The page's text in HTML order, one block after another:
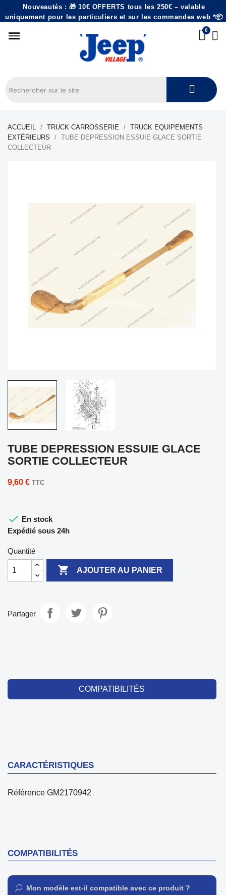
Nouveautés : 🎁 10€ OFFERTS tous les 250€ – valable
uniquement pour les particuliers et sur les commandes web *📦
ACCUEIL TRUCK CARROSSERIE
TRUCK EQUIPEMENTS
EXTÉRIEURS
TUBE DEPRESSION ESSUIE GLACE SORTIE
COLLECTEUR
TUBE DEPRESSION ESSUIE GLACE
SORTIE COLLECTEUR
9,60 € TTC
 En stock
Expédié sous 24h
Quantité
 AJOUTER AU PANIER
Partager
COMPATIBILITÉS
CARACTÉRISTIQUES
Référence GM2170942
COMPATIBILITÉS
Mon modèle est-il compatible avec ce produit ?